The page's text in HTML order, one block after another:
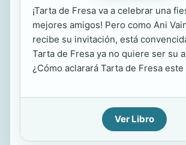
¡Tarta de Fresa va a celebrar una
mejores amigos! Pero como Ani
recibe su invitación, está
Tarta de Fresa ya no quiere ser su
¿Cómo aclarará Tarta de Fresa este
Ver Libro